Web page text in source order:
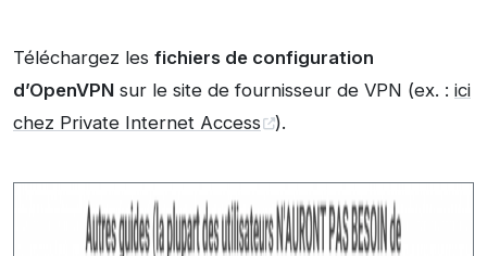
Téléchargez les fichiers de configuration
d’OpenVPN sur le site de fournisseur de VPN (ex. : ici
chez Private Internet Access
).